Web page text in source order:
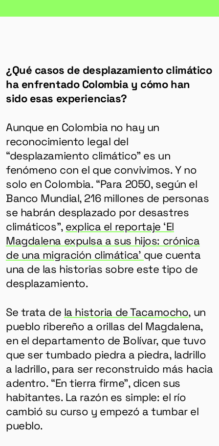
¿Qué casos de desplazamiento climático
ha enfrentado Colombia y cómo han
sido esas experiencias?
Aunque en Colombia no hay un
reconocimiento legal del
“desplazamiento climático” es un
fenómeno con el que convivimos. Y no
solo en Colombia. “Para 2050, según el
Banco Mundial, 216 millones de personas
se habrán desplazado por desastres
climáticos”, explica el reportaje ‘El
Magdalena expulsa a sus hijos: crónica
de una migración climática’ que cuenta
una de las historias sobre este tipo de
desplazamiento.
Se trata de la historia de Tacamocho, un
pueblo ribereño a orillas del Magdalena,
en el departamento de Bolívar, que tuvo
que ser tumbado piedra a piedra, ladrillo
a ladrillo, para ser reconstruido más hacia
adentro. “En tierra firme”, dicen sus
habitantes. La razón es simple: el río
cambió su curso y empezó a tumbar el
pueblo.